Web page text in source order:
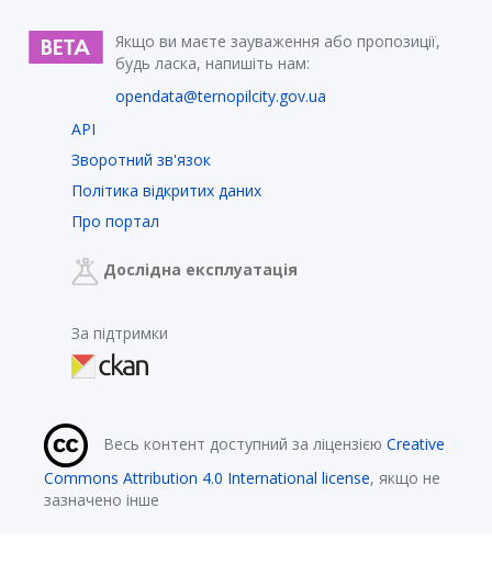
Якщо ви маєте зауваження або пропозиції,
будь ласка, напишіть нам:
opendata@ternopilcity.gov.ua
API
Зворотний зв'язок
Політика відкритих даних
Про портал
Дослідна експлуатація
За підтримки
Весь контент доступний за ліцензією Creative
Commons Attribution 4.0 International license, якщо не
зазначено інше